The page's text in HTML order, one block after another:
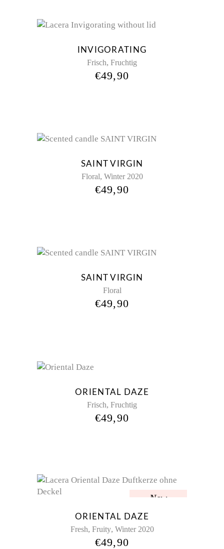
INVIGORATING
Frisch, Fruchtig
€49,90
SAINT VIRGIN
Floral, Winter 2020
€49,90
SAINT VIRGIN
Floral
€49,90
ORIENTAL DAZE
Frisch, Fruchtig
€49,90
New
ORIENTAL DAZE
Fresh, Fruity, Winter 2020
€49,90